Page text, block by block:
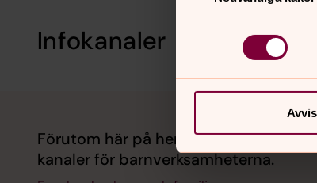
Infokanaler
Förutom här på hemsidan hittar du
kanaler för barnverksamheterna.